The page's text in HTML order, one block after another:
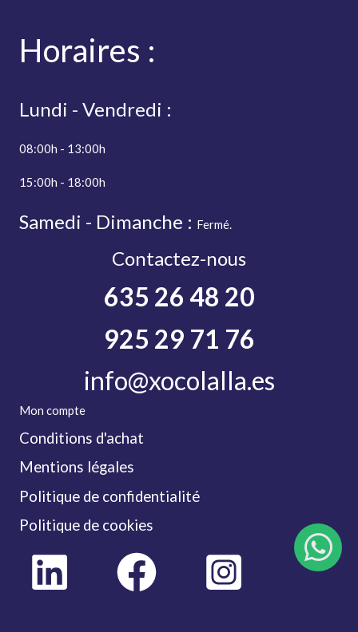
Horaires :
Lundi - Vendredi :
08:00h - 13:00h
15:00h - 18:00h
Samedi - Dimanche : Fermé.
Contactez-nous
635 26 48 20
925 29 71 76
info@xocolalla.es
Mon compte
Conditions d'achat
Mentions légales
Politique de confidentialité
Politique de cookies